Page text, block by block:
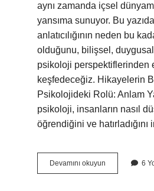
aynı zamanda içsel
yansıma sunuyor. Bu
anlatıcılığının neden bu
olduğunu, bilişsel, duygusal
psikoloji perspektiflerinden
keşfedeceğiz. Hikayelerin
Psikolojideki Rolü: Anlam
psikoloji, insanların nasıl
öğrendiğini ve
Devamını okuyun
anlatıcılığı
6